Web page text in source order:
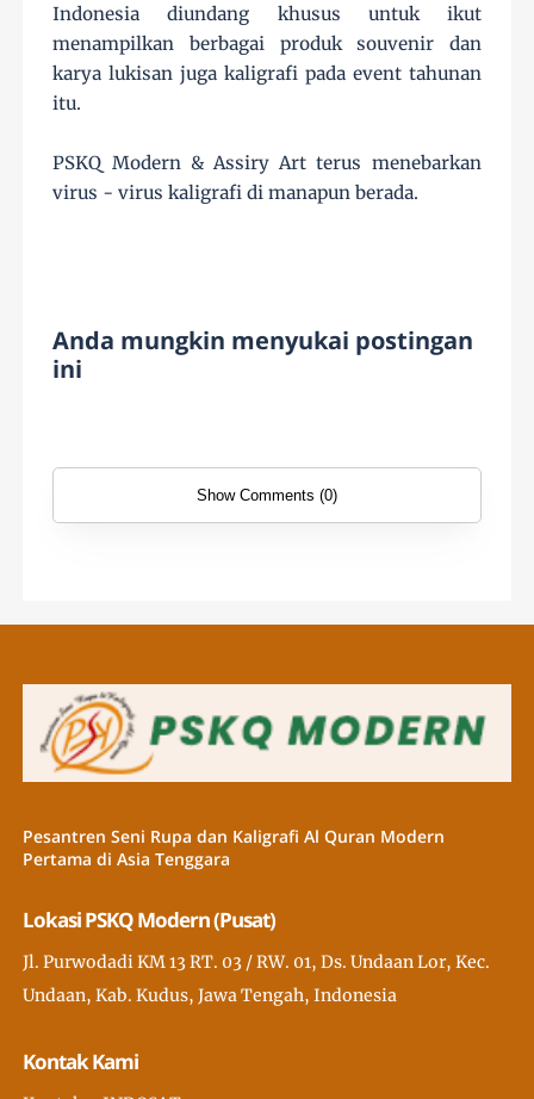
Indonesia diundang khusus untuk ikut
menampilkan berbagai produk souvenir dan
karya lukisan juga kaligrafi pada event tahunan
itu.
PSKQ Modern & Assiry Art terus menebarkan
virus - virus kaligrafi di manapun berada.
Anda mungkin menyukai postingan
ini
Show Comments (0)
Pesantren Seni Rupa dan Kaligrafi Al Quran Modern
Pertama di Asia Tenggara
Lokasi PSKQ Modern (Pusat)
Jl. Purwodadi KM 13 RT. 03 / RW. 01, Ds. Undaan Lor, Kec.
Undaan, Kab. Kudus, Jawa Tengah, Indonesia
Kontak Kami